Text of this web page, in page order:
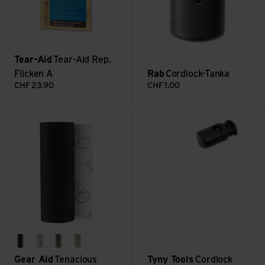
Tear-Aid Tear-Aid Rep.
Flicken A
CHF 23.90
Rab Cordlock-Tanka
CHF 1.00
schwarz
klar salbei grün
grau
Gear Aid Tenacious
Tyny Tools Cordlock